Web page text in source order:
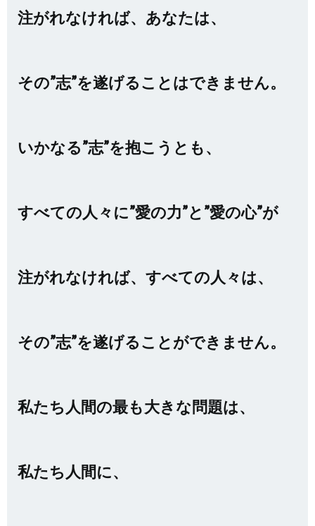
注がれなければ、あなたは、
その”志”を遂げることはできません。
いかなる”志”を抱こうとも、
すべての人々に”愛の力”と”愛の心”が
注がれなければ、すべての人々は、
その”志”を遂げることができません。
私たち人間の最も大きな問題は、
私たち人間に、